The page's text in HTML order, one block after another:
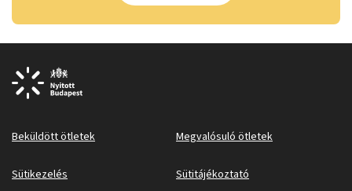
Beküldött ötletek Megvalósuló ötletek
Sütikezelés Sütitájékoztató